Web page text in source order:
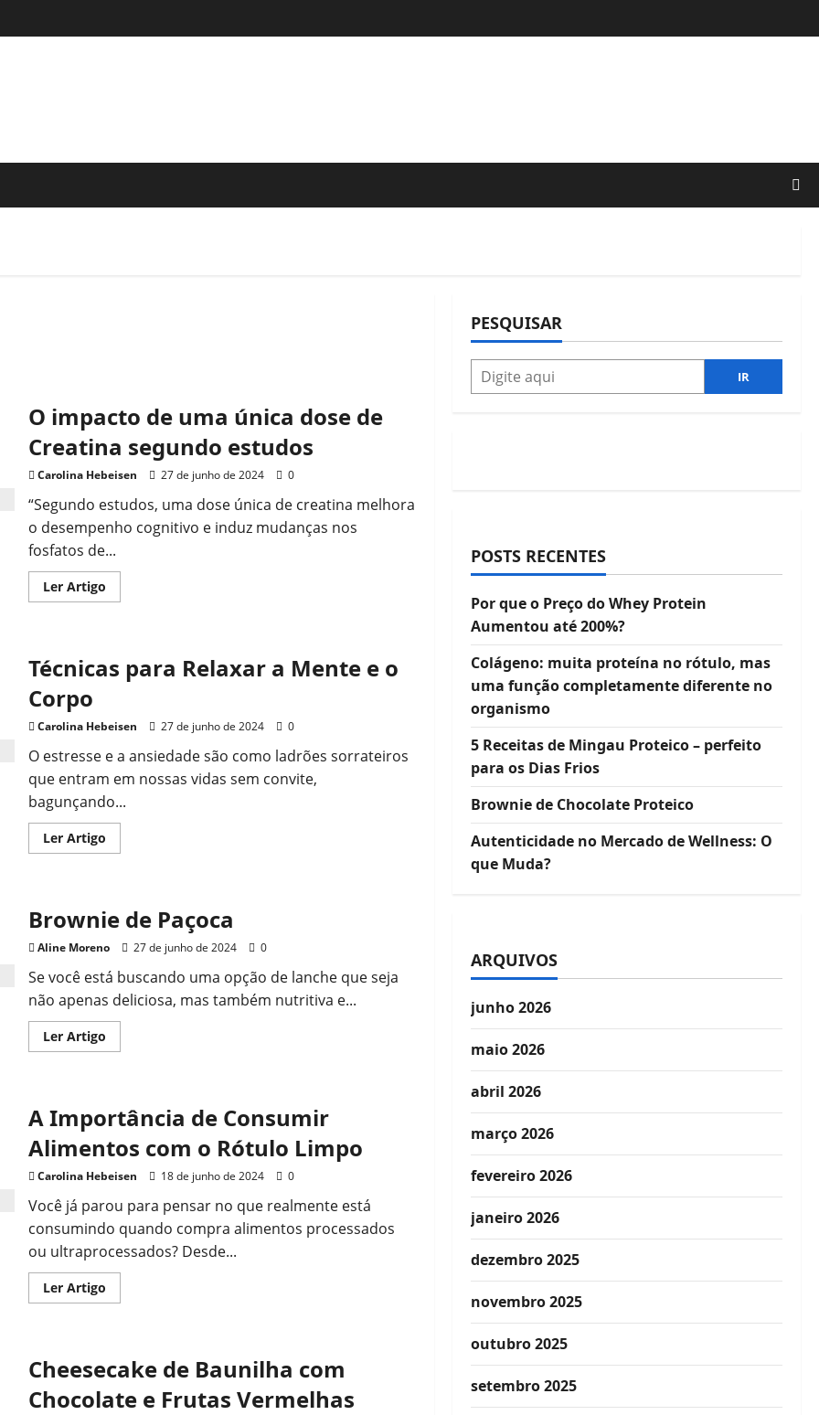
O impacto de uma única dose de
Creatina segundo estudos
Carolina Hebeisen 27 de junho de 2024 0
“Segundo estudos, uma dose única de creatina melhora
o desempenho cognitivo e induz mudanças nos
fosfatos de...
Ler ArtigoRead
more
uma
única
dose
segundo
Técnicas para Relaxar a Mente e o
Corpo
Carolina Hebeisen 27 de junho de 2024 0
O estresse e a ansiedade são como ladrões sorrateiros
que entram em nossas vidas sem convite,
bagunçando...
Ler ArtigoRead
more
a
Mente
o
Brownie de Paçoca
Aline Moreno 27 de junho de 2024 0
Se você está buscando uma opção de lanche que seja
não apenas deliciosa, mas também nutritiva e...
Ler ArtigoRead
more
A Importância de Consumir
Alimentos com o Rótulo Limpo
Carolina Hebeisen 18 de junho de 2024 0
Você já parou para pensar no que realmente está
consumindo quando compra alimentos processados
ou ultraprocessados? Desde...
Ler ArtigoRead
more
Consumir
Alimentos
com
o
Cheesecake de Baunilha com
Chocolate e Frutas Vermelhas
PESQUISAR
IR
POSTS RECENTES
Por que o Preço do Whey Protein
Aumentou até 200%?
Colágeno: muita proteína no rótulo, mas
uma função completamente diferente no
organismo
5 Receitas de Mingau Proteico – perfeito
para os Dias Frios
Brownie de Chocolate Proteico
Autenticidade no Mercado de Wellness: O
que Muda?
ARQUIVOS
junho 2026
maio 2026
abril 2026
março 2026
fevereiro 2026
janeiro 2026
dezembro 2025
novembro 2025
outubro 2025
setembro 2025